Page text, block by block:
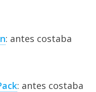
: antes costaba
: antes costaba